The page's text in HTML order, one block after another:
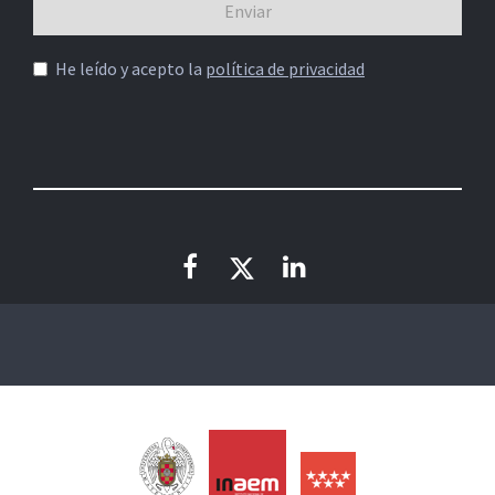
He leído y acepto la política de privacidad